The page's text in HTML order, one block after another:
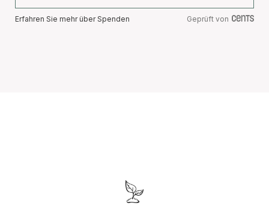
Erfahren Sie mehr über Spenden Geprüft von